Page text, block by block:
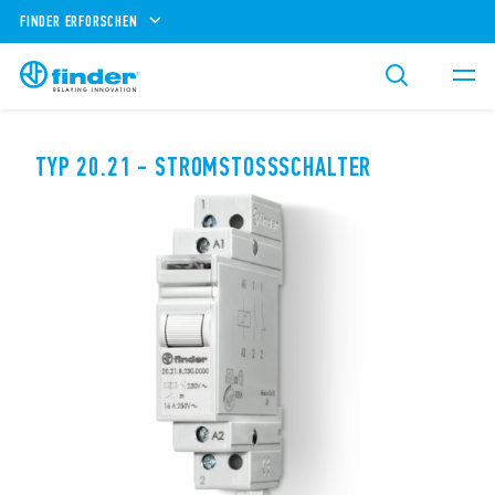
FINDER ERFORSCHEN
TYP 20.21 - STROMSTOSSSCHALTER